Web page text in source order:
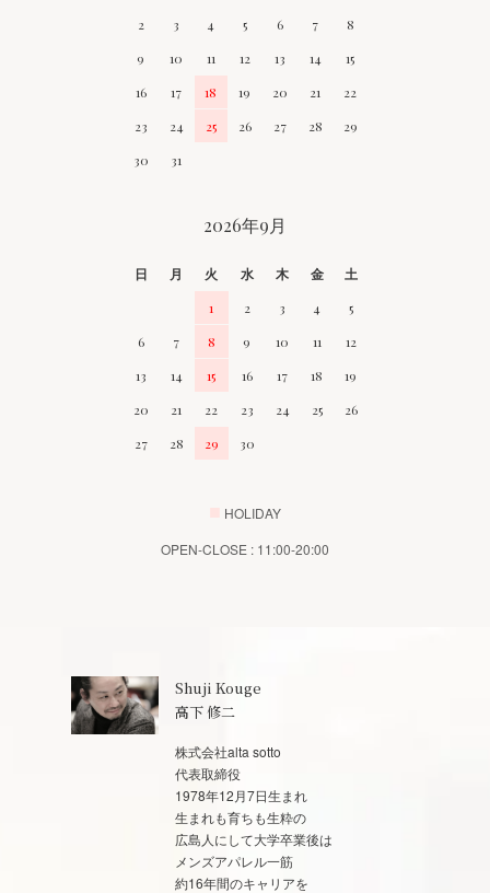
2
3 4 5 6 7
8
9
10 11 12 13 14
15
16
17 18 19 20 21
22
23
24 25 26 27 28
29
30
31
2026年9月
日 月 火 水 木 金
土
1
2 3 4
5
6
7 8 9 10 11
12
13
14 15 16 17 18
19
20
21 22 23 24 25
26
27
28 29 30
HOLIDAY
OPEN-CLOSE : 11:00-20:00
Shuji Kouge
高下 修二
株式会社alta sotto
代表取締役
1978年12月7日生まれ
生まれも育ちも生粋の
広島人にして大学卒業後は
メンズアパレル一筋
約16年間のキャリアを